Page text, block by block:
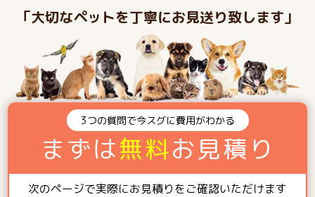
「大切なペットを丁寧にお見送り致します」
3つの質問で今スグに費用がわかる
まずは無料お見積り
次のページで実際にお見積りをご確認いただけます